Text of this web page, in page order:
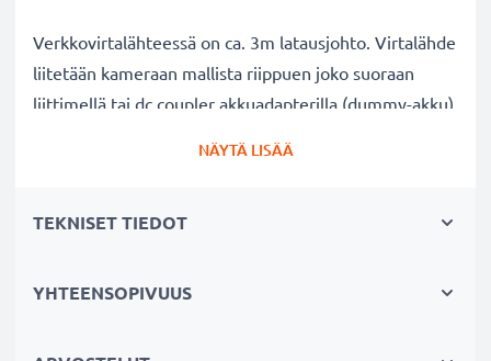
Verkkovirtalähteessä on ca. 3m latausjohto. Virtalähde
liitetään kameraan mallista riippuen joko suoraan
liittimellä tai dc coupler akkuadapterilla (dummy-akku),
✔ Jatkuva virransyöttö AC-verkkoadapterista
NÄYTÄ LISÄÄ
TEKNISET TIEDOT
YHTEENSOPIVUUS